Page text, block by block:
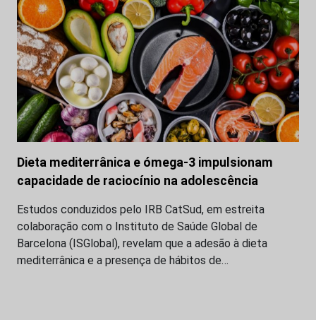
Dieta mediterrânica e ómega-3 impulsionam
capacidade de raciocínio na adolescência
Estudos conduzidos pelo IRB CatSud, em estreita
colaboração com o Instituto de Saúde Global de
Barcelona (ISGlobal), revelam que a adesão à dieta
mediterrânica e a presença de hábitos de…